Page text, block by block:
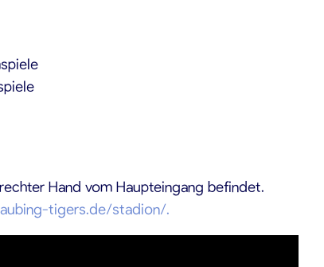
Hand vom Haupteingang befindet.
tigers.de/stadion/.